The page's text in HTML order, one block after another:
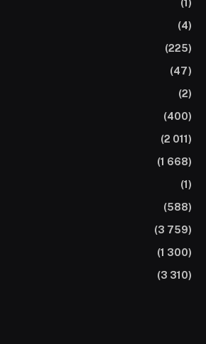
(1)
(4)
(225)
(47)
(2)
(400)
(2 011)
(1 668)
(1)
(588)
(3 759)
(1 300)
(3 310)